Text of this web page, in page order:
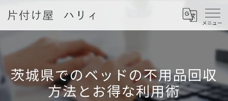
茨城県でのベッドの不用品回収
方法とお得な利用術